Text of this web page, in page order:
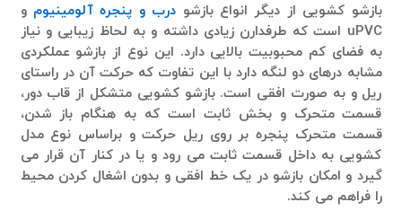
بازشو کشویی از دیگر انواع بازشو درب و پنجره آلومینیوم و
uPVC است که طرفدارن زیادی داشته و به لحاظ زیبایی و نیاز
به فضای کم محبوبیت بالایی دارد. این نوع از بازشو عملکردی
مشابه درهای دو لنگه دارد با این تفاوت که حرکت آن در راستای
ریل و به صورت افقی است. بازشو کشویی متشکل از قاب دور،
قسمت متحرک و بخش ثابت است که به هنگام باز شدن،
قسمت متحرک پنجره بر روی ریل حرکت و براساس نوع مدل
کشویی به داخل قسمت ثابت می رود و یا در کنار آن قرار می
گیرد و امکان بازشو در یک خط افقی و بدون اشغال کردن محیط
را فراهم می کند.